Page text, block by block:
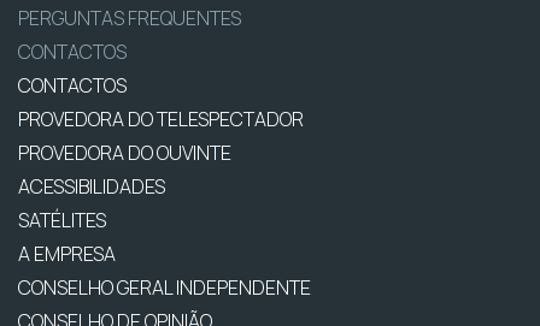
PERGUNTAS FREQUENTES
CONTACTOS
CONTACTOS
PROVEDORA DO TELESPECTADOR
PROVEDORA DO OUVINTE
ACESSIBILIDADES
SATÉLITES
A EMPRESA
CONSELHO GERAL INDEPENDENTE